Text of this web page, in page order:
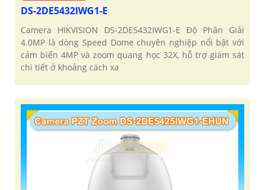
DS-2DE5432IWG1-E
Camera HIKVISION DS-2DE5432IWG1-E Độ Phân Giải
4.0MP là dòng Speed Dome chuyên nghiệp nổi bật với
cảm biến 4MP và zoom quang học 32X, hỗ trợ giám sát
chi tiết ở khoảng cách xa